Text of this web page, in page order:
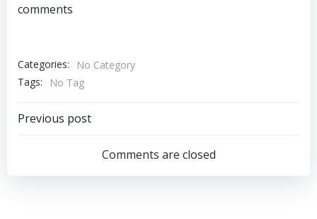
comments
Categories:
No Category
Tags:
No Tag
Navegação
Previous post
Comments are closed